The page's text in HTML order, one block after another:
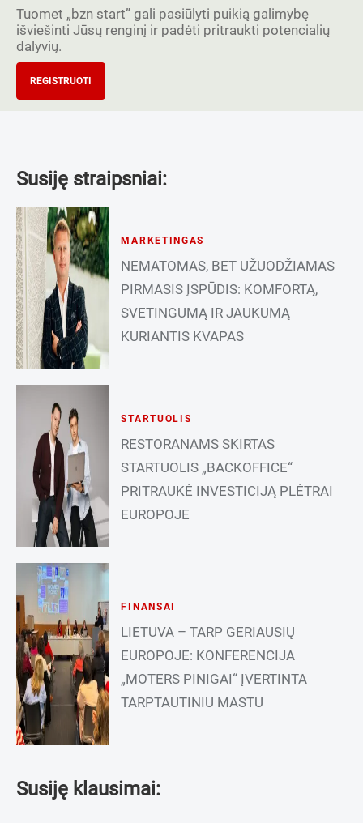
Tuomet „bzn start” gali pasiūlyti puikią galimybę
išviešinti Jūsų renginį ir padėti pritraukti potencialių
dalyvių.
REGISTRUOTI
Susiję straipsniai:
MARKETINGAS
NEMATOMAS, BET UŽUODŽIAMAS
PIRMASIS ĮSPŪDIS: KOMFORTĄ,
SVETINGUMĄ IR JAUKUMĄ
KURIANTIS KVAPAS
STARTUOLIS
RESTORANAMS SKIRTAS
STARTUOLIS „BACKOFFICE“
PRITRAUKĖ INVESTICIJĄ PLĖTRAI
EUROPOJE
FINANSAI
LIETUVA – TARP GERIAUSIŲ
EUROPOJE: KONFERENCIJA
„MOTERS PINIGAI“ ĮVERTINTA
TARPTAUTINIU MASTU
Susiję klausimai: